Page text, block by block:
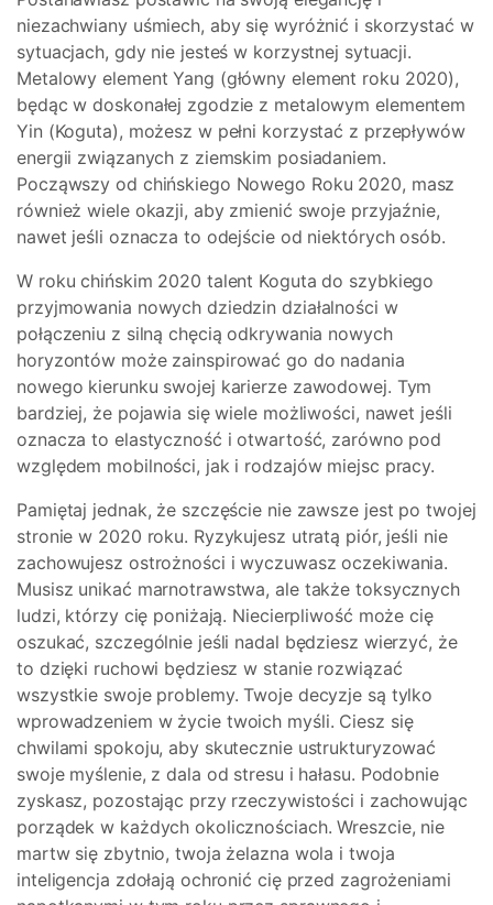
niezachwiany uśmiech, aby się wyróżnić i skorzystać w
sytuacjach, gdy nie jesteś w korzystnej sytuacji.
Metalowy element Yang (główny element roku 2020),
będąc w doskonałej zgodzie z metalowym elementem
Yin (Koguta), możesz w pełni korzystać z przepływów
energii związanych z ziemskim posiadaniem.
Począwszy od chińskiego Nowego Roku 2020, masz
również wiele okazji, aby zmienić swoje przyjaźnie,
nawet jeśli oznacza to odejście od niektórych osób.
W roku chińskim 2020 talent Koguta do szybkiego
przyjmowania nowych dziedzin działalności w
połączeniu z silną chęcią odkrywania nowych
horyzontów może zainspirować go do nadania
nowego kierunku swojej karierze zawodowej. Tym
bardziej, że pojawia się wiele możliwości, nawet jeśli
oznacza to elastyczność i otwartość, zarówno pod
względem mobilności, jak i rodzajów miejsc pracy.
Pamiętaj jednak, że szczęście nie zawsze jest po twojej
stronie w 2020 roku. Ryzykujesz utratą piór, jeśli nie
zachowujesz ostrożności i wyczuwasz oczekiwania.
Musisz unikać marnotrawstwa, ale także toksycznych
ludzi, którzy cię poniżają. Niecierpliwość może cię
oszukać, szczególnie jeśli nadal będziesz wierzyć, że
to dzięki ruchowi będziesz w stanie rozwiązać
wszystkie swoje problemy. Twoje decyzje są tylko
wprowadzeniem w życie twoich myśli. Ciesz się
chwilami spokoju, aby skutecznie ustrukturyzować
swoje myślenie, z dala od stresu i hałasu. Podobnie
zyskasz, pozostając przy rzeczywistości i zachowując
porządek w każdych okolicznościach. Wreszcie, nie
martw się zbytnio, twoja żelazna wola i twoja
inteligencja zdołają ochronić cię przed zagrożeniami